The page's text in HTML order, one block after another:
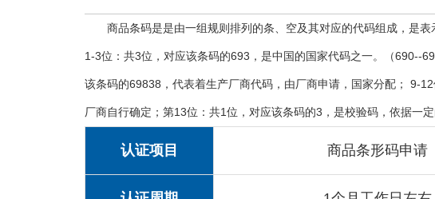
商品条码是是由一组规则排列的条、空及其对应的代码组成，是
1-3位：共3位，对应该条码的693，是中国的国家代码之一。（690--
该条码的69838，代表着生产厂商代码，由厂商申请，国家分配； 9-
厂商自行确定；第13位：共1位，对应该条码的3，是校验码，依据一
认证项目 商品条形码申请